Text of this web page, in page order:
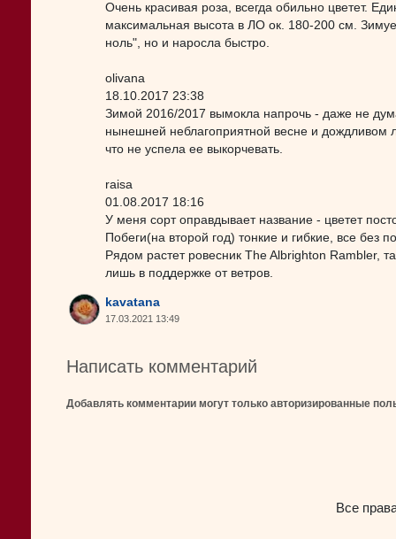
Очень красивая роза, всегда обильно цветет.
максимальная высота в ЛО ок. 180-200 см.
ноль", но и наросла быстро.
olivana
18.10.2017 23:38
Зимой 2016/2017 вымокла напрочь - даже не
нынешней неблагоприятной весне и дождливом
что не успела ее выкорчевать.
raisa
01.08.2017 18:16
У меня сорт оправдывает название - цветет
Побеги(на второй год) тонкие и гибкие, все без
Рядом растет ровесник The Albrighton Rambler,
лишь в поддержке от ветров.
kavatana
17.03.2021 13:49
Написать комментарий
Добавлять комментарии могут только авторизированные
Все